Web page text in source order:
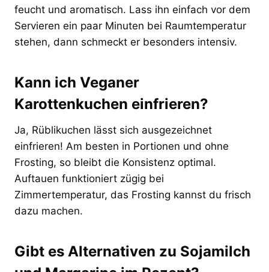
feucht und aromatisch. Lass ihn einfach vor dem
Servieren ein paar Minuten bei Raumtemperatur
stehen, dann schmeckt er besonders intensiv.
Kann ich Veganer
Karottenkuchen einfrieren?
Ja, Rüblikuchen lässt sich ausgezeichnet
einfrieren! Am besten in Portionen und ohne
Frosting, so bleibt die Konsistenz optimal.
Auftauen funktioniert zügig bei
Zimmertemperatur, das Frosting kannst du frisch
dazu machen.
Gibt es Alternativen zu Sojamilch